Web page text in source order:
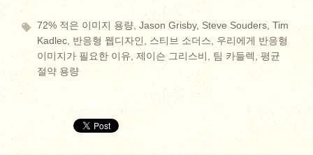
72% 적은 이미지 용량,Jason Grisby,Steve Souders,Tim
Kadlec, 반응형 웹디자인, 스티브 소더스, 우리에게 반응형
이미지가 필요한 이유,제이슨 그리스비, 팀 카들렉,평균
절약 용량